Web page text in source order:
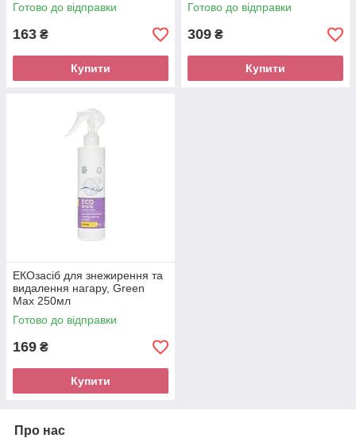
Готово до відправки
163 ₴
Купити
Готово до відправки
309 ₴
Купити
ЕКОзасіб для знежирення та
видалення нагару, Green
Max 250мл
Готово до відправки
169 ₴
Купити
Про нас